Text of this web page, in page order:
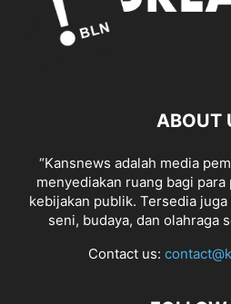
ABOUT
“Kansnews adalah media
menyediakan ruang bagi
kebijakan publik. Tersedia
seni, budaya, dan olahraga
Contact us: